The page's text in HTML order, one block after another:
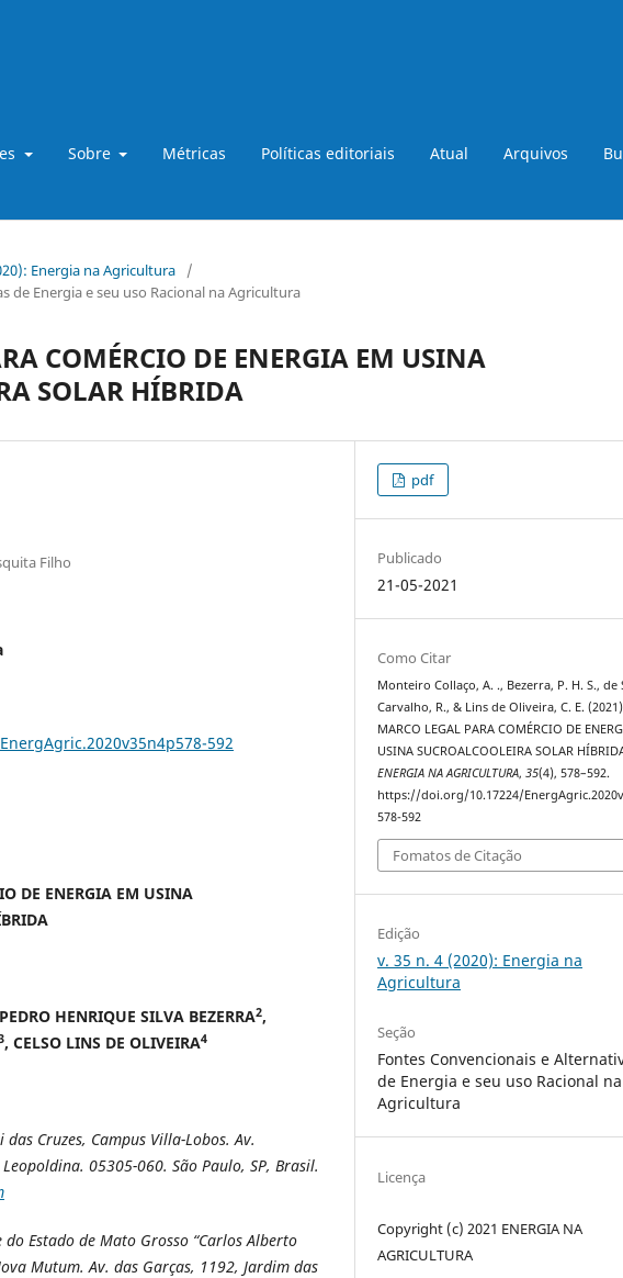
Sobre Métricas Políticas editoriais Atual Arquivos
Energia na Agricultura
/
de Energia e seu uso Racional na Agricultura
COMÉRCIO DE ENERGIA EM USINA
SOLAR HÍBRIDA
Filho
592
DE ENERGIA EM USINA
HENRIQUE SILVA BEZERRA2,
, CELSO LINS DE OLIVEIRA4
Cruzes, Campus Villa-Lobos. Av.
05305-060. São Paulo, SP, Brasil.
Estado de Mato Grosso “Carlos Alberto
Mutum. Av. das Garças, 1192, Jardim das
pdf
Publicado
21-05-2021
Como Citar
Monteiro Collaço, A. ., Bezerra, P. H. S., de
Carvalho, R., & Lins de Oliveira, C. E.
MARCO LEGAL PARA COMÉRCIO DE
USINA SUCROALCOOLEIRA SOLAR
ENERGIA NA AGRICULTURA,35(4), 578–592.
https://doi.org/10.17224/
578-592
Fomatos de Citação
Edição
v. 35 n. 4 (2020): Energia na
Agricultura
Seção
Fontes Convencionais e
de Energia e seu uso Racional na
Agricultura
Licença
Copyright (c) 2021 ENERGIA NA
AGRICULTURA